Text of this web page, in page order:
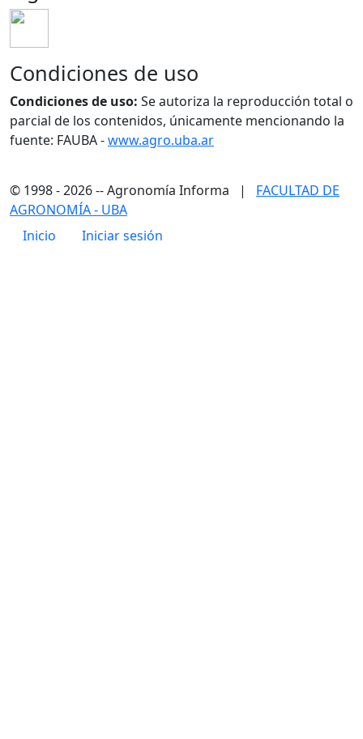
Condiciones de uso
Condiciones de uso: Se autoriza la reproducción total o
parcial de los contenidos, únicamente mencionando la
fuente: FAUBA -www.agro.uba.ar
© 1998 - 2026 -- Agronomía Informa | FACULTAD DE
AGRONOMÍA - UBA
Menú de cuenta de usuario
Inicio Iniciar sesión